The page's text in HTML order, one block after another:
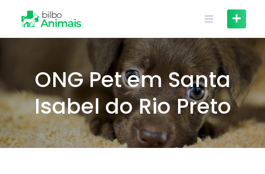
content
ONG Pet em Santa
Isabel do Rio Preto